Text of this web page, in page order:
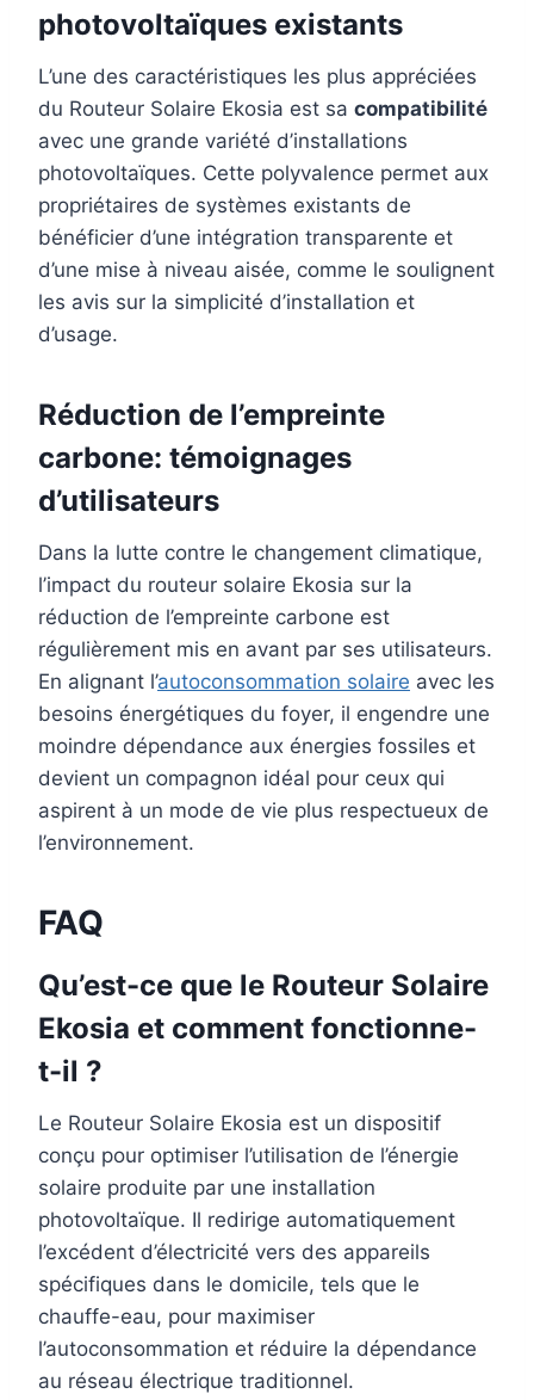
photovoltaïques existants
L’une des caractéristiques les plus appréciées
du Routeur Solaire Ekosia est sa compatibilité
avec une grande variété d’installations
photovoltaïques. Cette polyvalence permet aux
propriétaires de systèmes existants de
bénéficier d’une intégration transparente et
d’une mise à niveau aisée, comme le soulignent
les avis sur la simplicité d’installation et
d’usage.
Réduction de l’empreinte
carbone: témoignages
d’utilisateurs
Dans la lutte contre le changement climatique,
l’impact du routeur solaire Ekosia sur la
réduction de l’empreinte carbone est
régulièrement mis en avant par ses utilisateurs.
En alignant l’autoconsommation solaire avec les
besoins énergétiques du foyer, il engendre une
moindre dépendance aux énergies fossiles et
devient un compagnon idéal pour ceux qui
aspirent à un mode de vie plus respectueux de
l’environnement.
FAQ
Qu’est-ce que le Routeur Solaire
Ekosia et comment fonctionne-
t-il ?
Le Routeur Solaire Ekosia est un dispositif
conçu pour optimiser l’utilisation de l’énergie
solaire produite par une installation
photovoltaïque. Il redirige automatiquement
l’excédent d’électricité vers des appareils
spécifiques dans le domicile, tels que le
chauffe-eau, pour maximiser
l’autoconsommation et réduire la dépendance
au réseau électrique traditionnel.